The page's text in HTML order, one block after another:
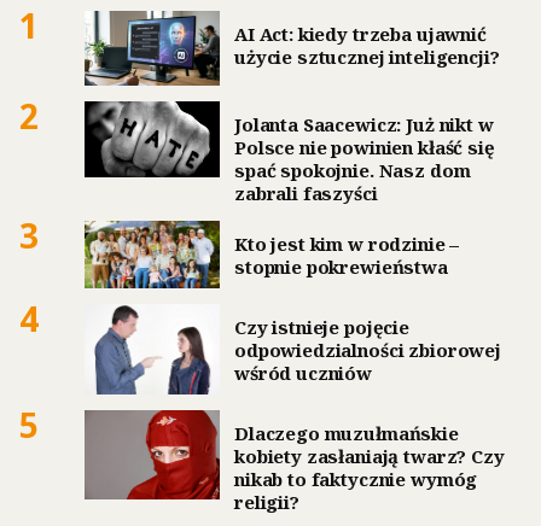
1
AI Act: kiedy trzeba ujawnić
użycie sztucznej inteligencji?
2
Jolanta Saacewicz: Już nikt w
Polsce nie powinien kłaść się
spać spokojnie. Nasz dom
zabrali faszyści
3
Kto jest kim w rodzinie –
stopnie pokrewieństwa
4
Czy istnieje pojęcie
odpowiedzialności zbiorowej
wśród uczniów
5
Dlaczego muzułmańskie
kobiety zasłaniają twarz? Czy
nikab to faktycznie wymóg
religii?